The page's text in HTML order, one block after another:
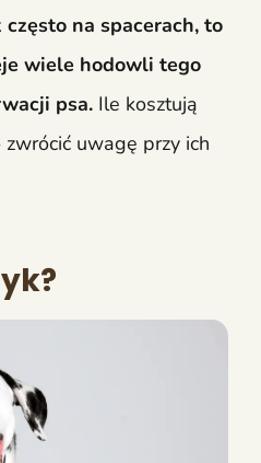
na spacerach, to
wiele hodowli tego
psa. Ile kosztują
uwagę przy ich